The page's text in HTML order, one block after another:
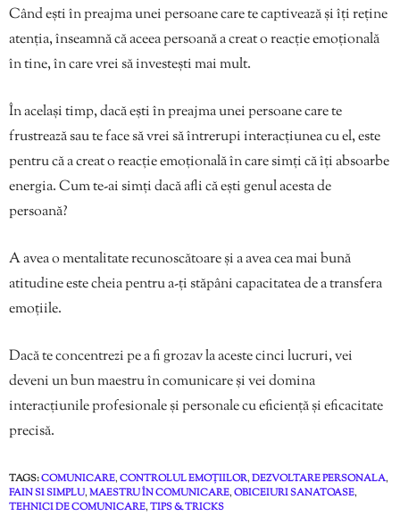
Când ești în preajma unei persoane care te captivează și îți reține
atenția, înseamnă că aceea persoană a creat o reacție emoțională
în tine, în care vrei să investești mai mult.
În același timp, dacă ești în preajma unei persoane care te
frustrează sau te face să vrei să întrerupi interacțiunea cu el, este
pentru că a creat o reacție emoțională în care simți că îți absoarbe
energia. Cum te-ai simți dacă afli că ești genul acesta de
persoană?
A avea o mentalitate recunoscătoare și a avea cea mai bună
atitudine este cheia pentru a-ți stăpâni capacitatea de a transfera
emoțiile.
Dacă te concentrezi pe a fi grozav la aceste cinci lucruri, vei
deveni un bun maestru în comunicare și vei domina
interacțiunile profesionale și personale cu eficiență și eficacitate
precisă.
TAGS:COMUNICARE,CONTROLUL EMOȚIILOR,DEZVOLTARE PERSONALA,
FAIN SI SIMPLU,MAESTRU ÎN COMUNICARE,OBICEIURI SANATOASE,
TEHNICI DE COMUNICARE,TIPS & TRICKS